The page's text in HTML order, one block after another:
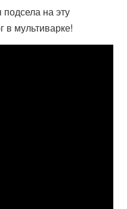
на эту
в мультиварке!